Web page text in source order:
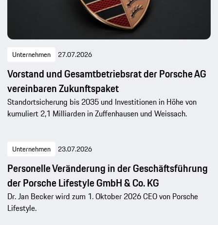
Unternehmen 27.07.2026
Vorstand und Gesamtbetriebsrat der Porsche AG
vereinbaren Zukunftspaket
Standortsicherung bis 2035 und Investitionen in Höhe von
kumuliert 2,1 Milliarden in Zuffenhausen und Weissach.
Unternehmen 23.07.2026
Personelle Veränderung in der Geschäftsführung
der Porsche Lifestyle GmbH & Co. KG
Dr. Jan Becker wird zum 1. Oktober 2026 CEO von Porsche
Lifestyle.